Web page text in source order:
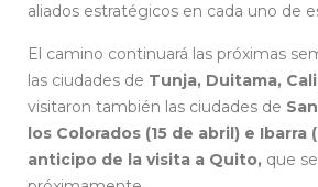
aliados estratégicos en cada uno de
El camino continuará las próximas
las ciudades de Tunja, Duitama,
visitaron también las ciudades de
los Colorados (15 de abril) e Ibarra
anticipo de la visita a Quito, que